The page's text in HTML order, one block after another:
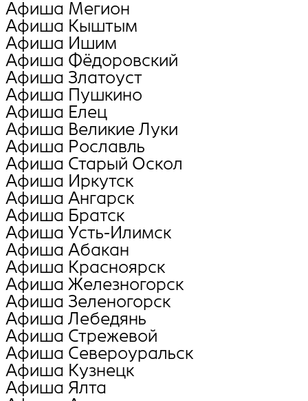
Афиша Мегион
Афиша Кыштым
Афиша Ишим
Афиша Фёдоровский
Афиша Златоуст
Афиша Пушкино
Афиша Елец
Афиша Великие Луки
Афиша Рославль
Афиша Старый Оскол
Афиша Иркутск
Афиша Ангарск
Афиша Братск
Афиша Усть-Илимск
Афиша Абакан
Афиша Красноярск
Афиша Железногорск
Афиша Зеленогорск
Афиша Лебедянь
Афиша Стрежевой
Афиша Североуральск
Афиша Кузнецк
Афиша Ялта